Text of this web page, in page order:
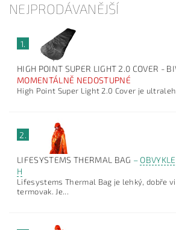
NEJPRODÁVANĚJŠÍ
1.
HIGH POINT SUPER LIGHT 2.0 COVER -
MOMENTÁLNĚ NEDOSTUPNÉ
High Point Super Light 2.0 Cover je
2.
LIFESYSTEMS THERMAL BAG –
H
Lifesystems Thermal Bag je lehký, dobře
termovak. Je...